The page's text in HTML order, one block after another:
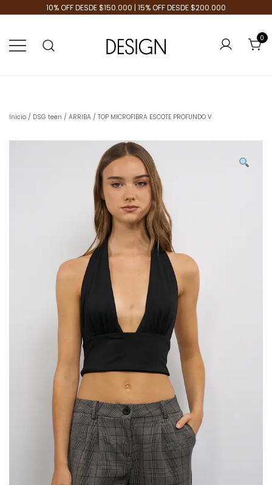
10% OFF DESDE $150.000 | 15% OFF DESDE $200.000
0
Inicio / DSG teen / ARRIBA / TOP MICROFIBRA ESCOTE PROFUNDO V